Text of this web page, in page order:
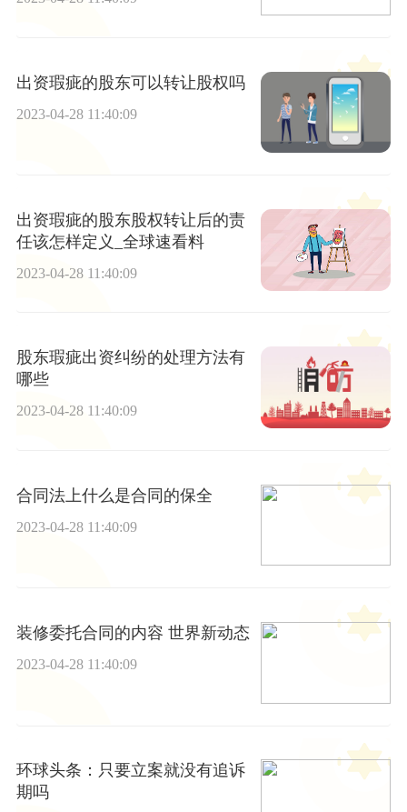
出资瑕疵的股东可以转让股权吗
2023-04-28 11:40:09
出资瑕疵的股东股权转让后的责
任该怎样定义_全球速看料
2023-04-28 11:40:09
股东瑕疵出资纠纷的处理方法有
哪些
2023-04-28 11:40:09
合同法上什么是合同的保全
2023-04-28 11:40:09
装修委托合同的内容 世界新动态
2023-04-28 11:40:09
环球头条：只要立案就没有追诉
期吗